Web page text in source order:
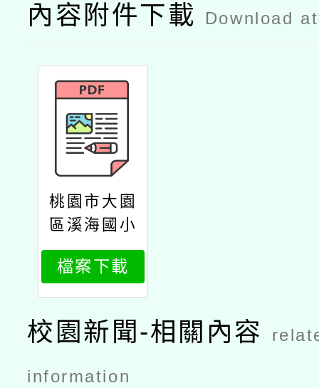
內容附件下載 Download
桃園市大園
區溪海國小
113學年度
第一學期學
生課後照顧
班錄取名單
0701
檔案下載
校園新聞-相關內容
information